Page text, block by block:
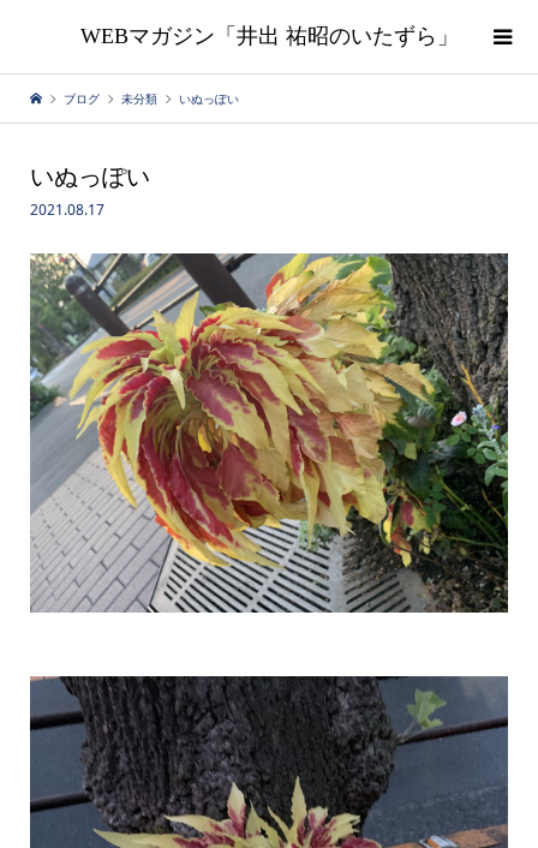
WEBマガジン「井出 祐昭のいたずら」
ブログ 未分類 いぬっぽい
いぬっぽい
2021.08.17